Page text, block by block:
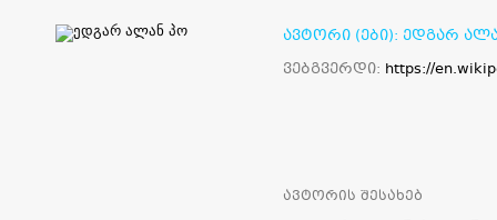
ავტორი (ები): ედგარ
ვებგვერდი: https://
ავტორის შესახებ